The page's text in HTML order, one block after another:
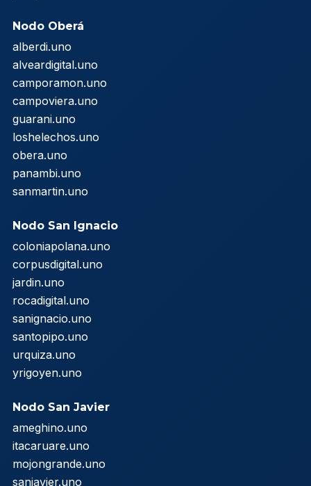
Nodo Oberá
alberdi.uno
alveardigital.uno
camporamon.uno
campoviera.uno
guarani.uno
loshelechos.uno
obera.uno
panambi.uno
sanmartin.uno
Nodo San Ignacio
coloniapolana.uno
corpusdigital.uno
jardin.uno
rocadigital.uno
sanignacio.uno
santopipo.uno
urquiza.uno
yrigoyen.uno
Nodo San Javier
ameghino.uno
itacaruare.uno
mojongrande.uno
sanjavier.uno